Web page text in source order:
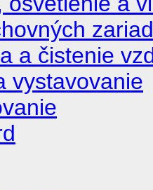
a čistenie
vystavovanie